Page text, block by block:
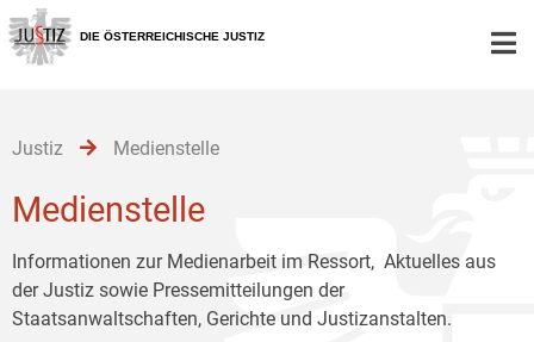
Zur
Hauptnavigation
[1]
Zum
Inhalt
[2]
Zum
Untermenü
[3]
DIE ÖSTERREICHISCHE JUSTIZ
Justiz Medienstelle
Medienstelle
Informationen zur Medienarbeit im Ressort, Aktuelles aus
der Justiz sowie Pressemitteilungen der
Staatsanwaltschaften, Gerichte und Justizanstalten.